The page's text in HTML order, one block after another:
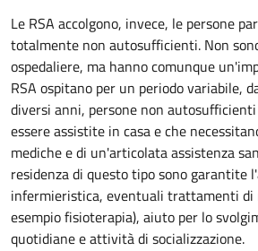
Le RSA accolgono, invece, le persone
totalmente non autosufficienti. Non
ospedaliere, ma hanno comunque
RSA ospitano per un periodo variabile,
diversi anni, persone non
essere assistite in casa e che
mediche e di un'articolata assistenza
residenza di questo tipo sono garantite
infermieristica, eventuali trattamenti di
esempio fisioterapia), aiuto per lo
quotidiane e attività di socializzazione.